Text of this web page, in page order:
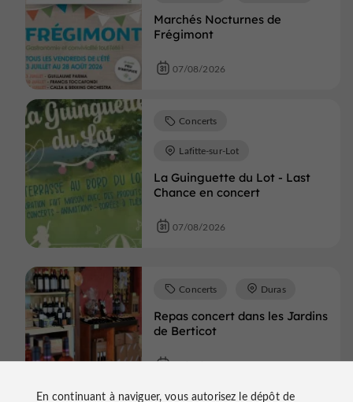
Marchés Nocturnes de
Frégimont
07/08/2026
La Guinguette du Lot - Last
Chance en concert
Concerts
Lafitte-sur-Lot
07/08/2026
Repas concert dans les Jardins
de Berticot
Concerts Duras
07/08/2026
En continuant à naviguer, vous autorisez le dépôt de